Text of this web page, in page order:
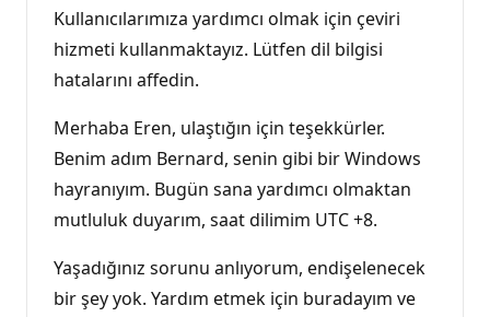
ı
n
l
ı
k
a
ı
Kullanıcılarımıza yardımcı olmak için çeviri
hizmeti kullanmaktayız. Lütfen dil bilgisi
hatalarını affedin.
Merhaba Eren, ulaştığın için teşekkürler.
Benim adım Bernard, senin gibi bir Windows
hayranıyım. Bugün sana yardımcı olmaktan
mutluluk duyarım, saat dilimim UTC +8.
Yaşadığınız sorunu anlıyorum, endişelenecek
bir şey yok. Yardım etmek için buradayım ve